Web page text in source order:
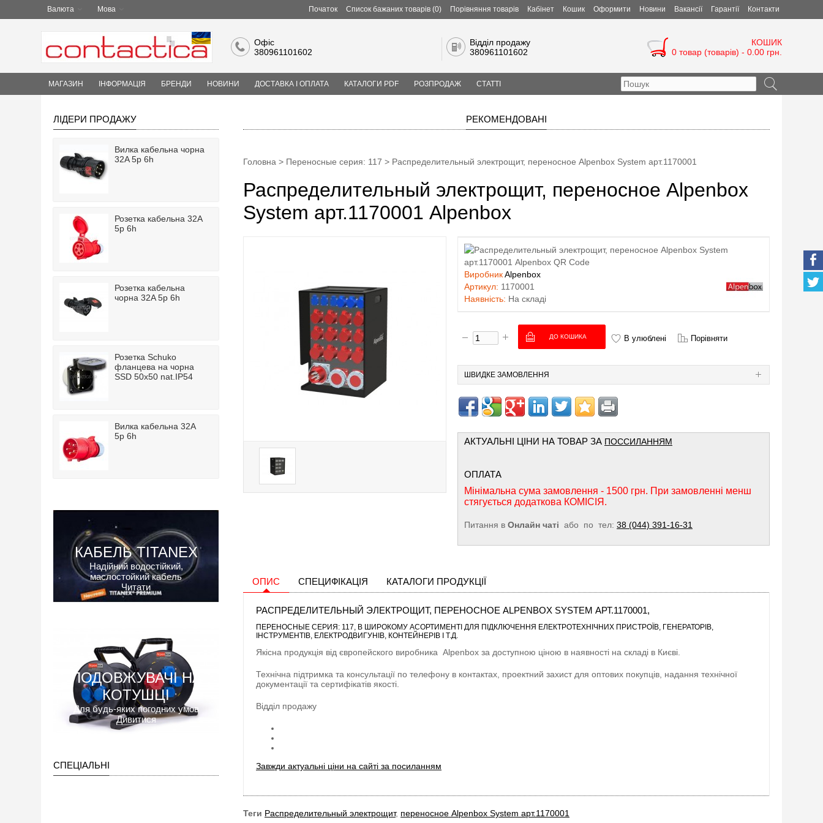
Валюта Мова Початок Список бажаних товарів (0) Порівняння товарів Кабінет Кошик Оформити Новини Вакансії Гарантії Контакти
КОШИК
0 товар (товарів) - 0.00 грн.
Офіс
380961101602
Відділ продажу
380961101602
МАГАЗИН ІНФОРМАЦІЯ БРЕНДИ НОВИНИ ДОСТАВКА І ОПЛАТА КАТАЛОГИ PDF РОЗПРОДАЖ СТАТТІ
ЛІДЕРИ ПРОДАЖУ
Вилка кабельна чорна
32A 5p 6h
Розетка кабельна 32A
5p 6h
Розетка кабельна
чорна 32A 5p 6h
Розетка Schuko
фланцева на чорна
SSD 50x50 nat.IP54
Вилка кабельна 32A
5p 6h
КАБЕЛЬ TITANEX
Надійний водостійкий,
маслостойкий кабель
Читати
ПОДОВЖУВАЧІ НА
КОТУШЦІ
Для будь-яких погодних умов
Дивитися
СПЕЦІАЛЬНІ
РЕКОМЕНДОВАНІ
Головна > Переносные cерия: 117 > Распределительный электрощит, переносное Alpenbox System арт.1170001
Распределительный электрощит, переносное Alpenbox
System арт.1170001 Alpenbox
ВиробникAlpenbox
Артикул: 1170001
Наявність: На складі
В улюблені Порівняти
ШВИДКЕ ЗАМОВЛЕННЯ
АКТУАЛЬНІ ЦІНИ НА ТОВАР ЗА ПОССИЛАННЯМ
ОПЛАТА
Мінімальна сума замовлення - 1500 грн. При замовленні менш
стягується додаткова КОМІСІЯ.
Питання в Онлайн чаті або по тел: 38 (044) 391-16-31
ОПИС СПЕЦИФІКАЦІЯ КАТАЛОГИ ПРОДУКЦІЇ
РАСПРЕДЕЛИТЕЛЬНЫЙ ЭЛЕКТРОЩИТ, ПЕРЕНОСНОЕ ALPENBOX SYSTEM АРТ.1170001,
ПЕРЕНОСНЫЕ CЕРИЯ: 117, В ШИРОКОМУ АСОРТИМЕНТІ ДЛЯ ПІДКЛЮЧЕННЯ ЕЛЕКТРОТЕХНІЧНИХ ПРИСТРОЇВ, ГЕНЕРАТОРІВ,
ІНСТРУМЕНТІВ, ЕЛЕКТРОДВИГУНІВ, КОНТЕЙНЕРІВ І Т.Д.
Якісна продукція від європейского виробника Alpenbox за доступною ціною в наявності на складі в Києві.
Технічна підтримка та консультації по телефону в контактах, проектний захист для оптових покупців, надання технічної
документації та сертифікатів якості.
Відділ продажу
Завжди актуальні ціни на сайті за посиланням
Теги Распределительный электрощит, переносное Alpenbox System арт.1170001